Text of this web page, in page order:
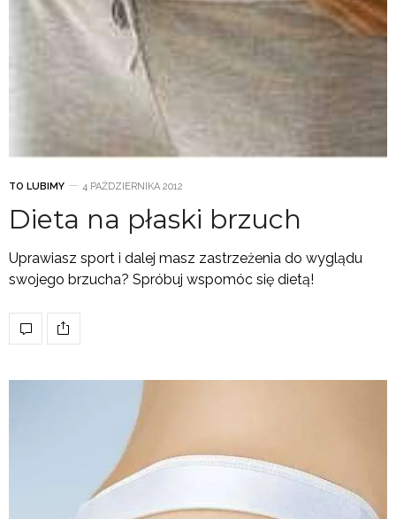
TO LUBIMY 4 PAŹDZIERNIKA 2012
Dieta na płaski brzuch
Uprawiasz sport i dalej masz zastrzeżenia do wyglądu
swojego brzucha? Spróbuj wspomóc się dietą!